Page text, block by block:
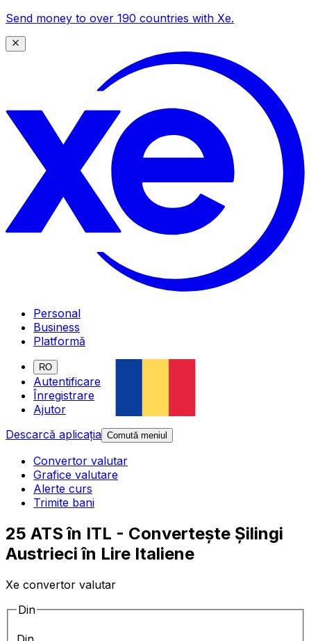
Send money to over 190 countries with Xe.
Personal
Business
Platformă
RO
Autentificare
Înregistrare
Ajutor
Descarcă aplicația Comută meniul
Convertor valutar
Grafice valutare
Alerte curs
Trimite bani
25 ATS în ITL - Convertește Șilingi
Austrieci în Lire Italiene
Xe convertor valutar
Din